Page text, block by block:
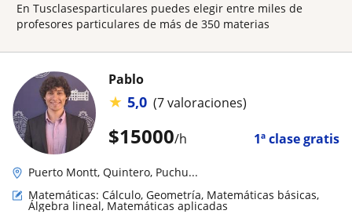
En Tusclasesparticulares puedes elegir entre miles de
profesores particulares de más de 350 materias
$15000/h 1ª clase gratis
Pablo
★ 5,0 (7 valoraciones)
Puerto Montt, Quintero, Puchu...
Matemáticas: Cálculo, Geometría, Matemáticas básicas,
Álgebra lineal, Matemáticas aplicadas